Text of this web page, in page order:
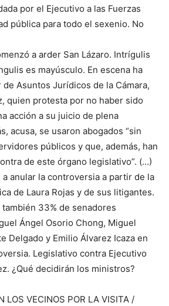
por el Ejecutivo a las Fuerzas
pública para todo el sexenio. No
a arder San Lázaro. Intrígulis
es mayúsculo. En escena ha
Asuntos Jurídicos de la Cámara,
quien protesta por no haber sido
acción a su juicio de plena
acusa, se usaron abogados “sin
públicos y que, además, han
de este órgano legislativo”. (…)
a anular la controversia a partir de la
de Laura Rojas y de sus litigantes.
33% de senadores
Ángel Osorio Chong, Miguel
Delgado y Emilio Álvarez Icaza en
Legislativo contra Ejecutivo
¿Qué decidirán los ministros?
LOS VECINOS POR LA VISITA /